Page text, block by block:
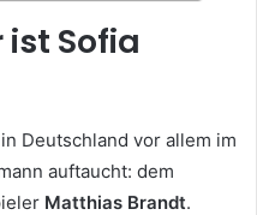
Sofia
Deutschland vor allem im
auftaucht: dem
Matthias Brandt.